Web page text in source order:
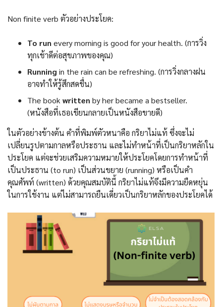
Non finite verb ตัวอย่างประโยค:
To run every morning is good for your health. (การวิ่ง
ทุกเช้าดีต่อสุขภาพของคุณ)
Running in the rain can be refreshing. (การวิ่งกลางฝน
อาจทำให้รู้สึกสดชื่น)
The book written by her became a bestseller.
(หนังสือที่เธอเขียนกลายเป็นหนังสือขายดี)
ในตัวอย่างข้างต้น คำที่พิมพ์ตัวหนาคือ กริยาไม่แท้ ซึ่งจะไม่
เปลี่ยนรูปตามกาลหรือประธาน และไม่ทำหน้าที่เป็นกริยาหลักใน
ประโยค แต่จะช่วยเสริมความหมายให้ประโยคโดยการทำหน้าที่
เป็นประธาน (to run) เป็นส่วนขยาย (running) หรือเป็นคำ
คุณศัพท์ (written) ด้วยคุณสมบัตินี้ กริยาไม่แท้จึงมีความยืดหยุ่น
ในการใช้งาน แต่ไม่สามารถยืนเดี่ยวเป็นกริยาหลักของประโยคได้